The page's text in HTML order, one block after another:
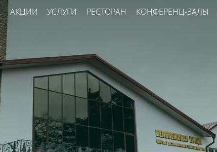
АКЦИИ УСЛУГИ РЕСТОРАН КОНФЕРЕНЦ-ЗАЛЫ